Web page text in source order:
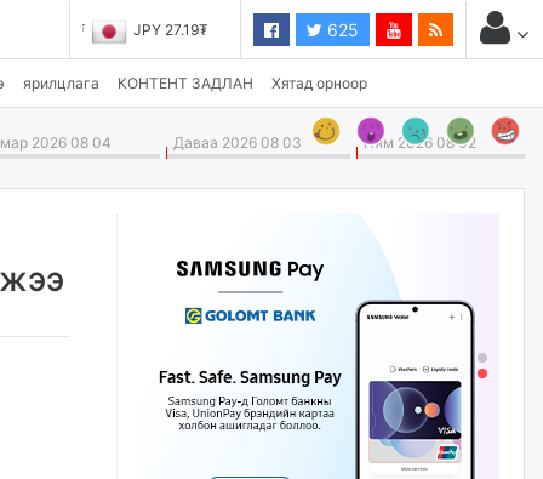
JPY 27.19₮ 625
ярилцлага КОНТЕНТ ЗАДЛАН Хятад орноор
2026 08 04 Даваа 2026 08 03 Ням 2026 08 02